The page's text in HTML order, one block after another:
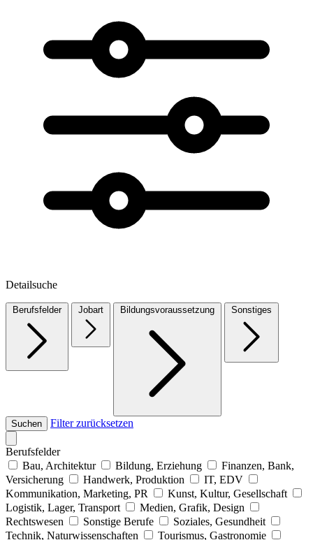
Detailsuche
Berufsfelder Jobart Bildungsvoraussetzung Sonstiges
Suchen Filter zurücksetzen
Berufsfelder
Bau, Architektur
Bildung, Erziehung
Finanzen, Bank,
Versicherung
Handwerk, Produktion
IT, EDV
Kommunikation, Marketing, PR
Kunst, Kultur, Gesellschaft
Logistik, Lager, Transport
Medien, Grafik, Design
Rechtswesen
Sonstige Berufe
Soziales, Gesundheit
Technik, Naturwissenschaften
Tourismus, Gastronomie